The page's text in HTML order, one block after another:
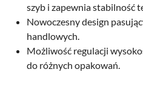
szyb i zapewnia stabilność
Nowoczesny design
handlowych.
Możliwość regulacji
do różnych opakowań.